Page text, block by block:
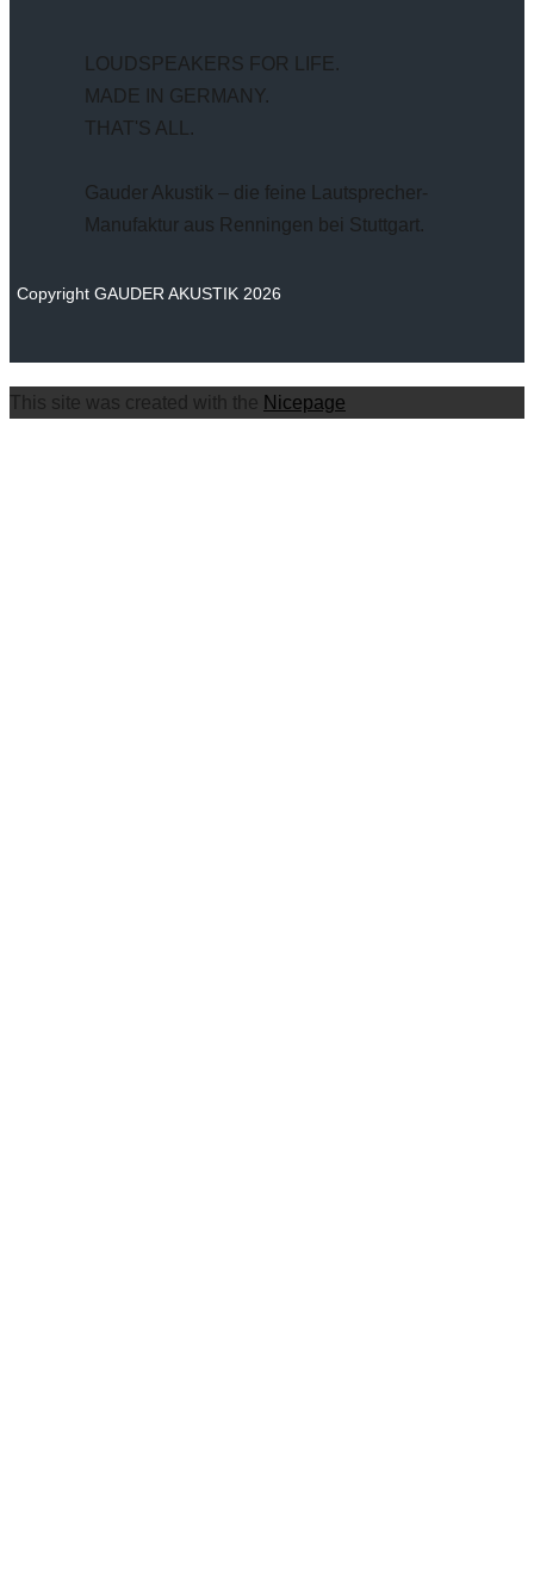
LOUDSPEAKERS FOR LIFE.
MADE IN GERMANY.
THAT'S ALL.
Gauder Akustik – die feine Lautsprecher-
Manufaktur aus Renningen bei Stuttgart.
Copyright GAUDER AKUSTIK 2026
This site was created with the Nicepage